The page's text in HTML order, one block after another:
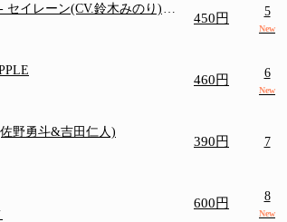
- セイレーン(CV.鈴木みのり)
ド・ペダル付き/『映画ち
450円
460円
野勇斗&吉田仁人)
390円
600円
5
New
6
New
7
8
New